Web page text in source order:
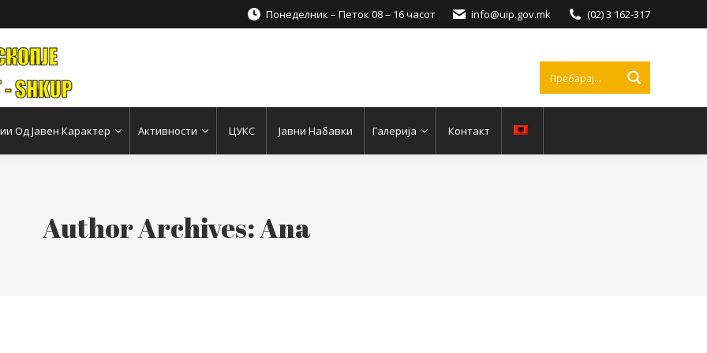
Понеделник – Петок 08 – 16 часот info@uip.gov.mk (02) 3 162-317
Од Јавен Карактер Активности ЦУКС Јавни Набавки Галерија Контакт
Author Archives:Ana